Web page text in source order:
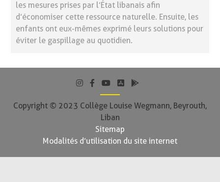
les mesures prises par l’État libanais afin
d’économiser cette ressource naturelle. Ensuite, les
enfants ont eux-mêmes exprimé leurs solutions pour
éviter le gaspillage au quotidien.
Copyright © 2023 Collège Louise Wegmann, Beyrouth,
Liban
Sitemap
Modalités d’utilisation du site internet